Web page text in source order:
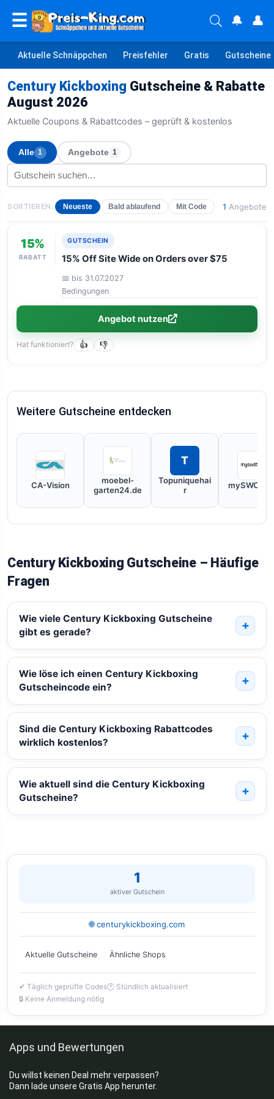
☰ 🔔 👤
Aktuelle Schnäppchen Preisfehler Gratis Gutscheine
Century Kickboxing Gutscheine & Rabatte
August 2026
Aktuelle Coupons & Rabattcodes – geprüft & kostenlos
Alle 1 Angebote 1
SORTIEREN: Neueste Bald ablaufend Mit Code 1 Angebote
15%
RABATT
GUTSCHEIN
15% Off Site Wide on Orders over $75
📅 bis 31.07.2027
Bedingungen
Angebot nutzen
Hat funktioniert? 👍 👎
Weitere Gutscheine entdecken
CA-Vision
moebel-
garten24.de
T
Topuniquehai
r
Century Kickboxing Gutscheine – Häufige
Fragen
Wie viele Century Kickboxing Gutscheine
gibt es gerade?
Wie löse ich einen Century Kickboxing
Gutscheincode ein?
Sind die Century Kickboxing Rabattcodes
wirklich kostenlos?
Wie aktuell sind die Century Kickboxing
Gutscheine?
1
aktiver Gutschein
🌐 centurykickboxing.com
Aktuelle Gutscheine Ähnliche Shops
✔ Täglich geprüfte Codes🕐 Stündlich aktualisiert
🔒 Keine Anmeldung nötig
Apps und Bewertungen
Du willst keinen Deal mehr verpassen?
Dann lade unsere Gratis App herunter.